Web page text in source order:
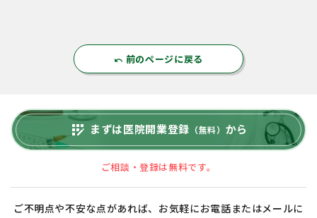
undo 前のページに戻る
app_registration まずは医院開業登録 （無料） から
ご相談・登録は無料です。
ご不明点や不安な点があれば、お気軽にお電話またはメールに